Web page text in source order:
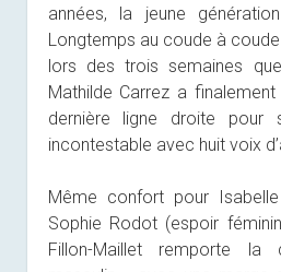
années, la jeune
Longtemps au coude à
lors des trois semaines
Mathilde Carrez a
dernière ligne droite pour
incontestable avec huit voix
Même confort pour
Sophie Rodot (espoir
Fillon-Maillet remporte